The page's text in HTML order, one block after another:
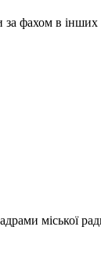
за фахом в
міської